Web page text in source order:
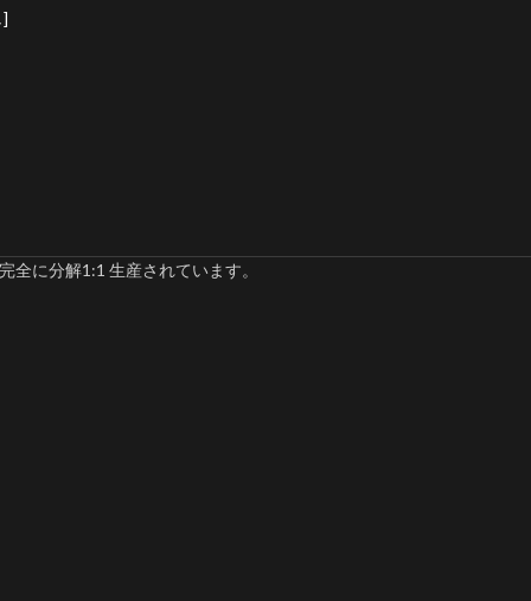
に分解1:1 生産されています。